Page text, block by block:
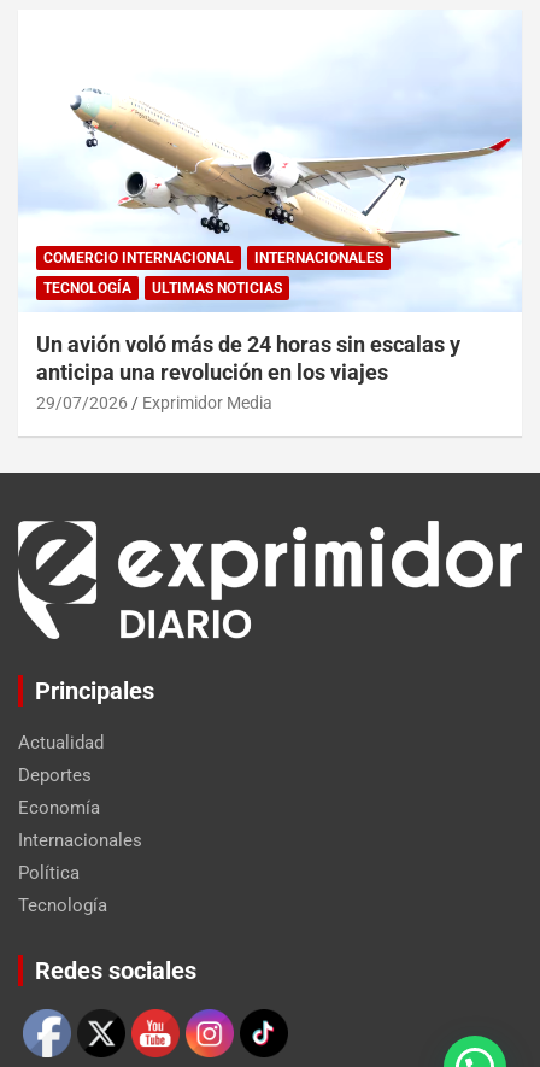
COMERCIO INTERNACIONAL
INTERNACIONALES
TECNOLOGÍA
ULTIMAS NOTICIAS
Un avión voló más de 24 horas sin escalas y
anticipa una revolución en los viajes
29/07/2026 Exprimidor Media
Principales
Actualidad
Deportes
Economía
Internacionales
Política
Tecnología
Redes sociales